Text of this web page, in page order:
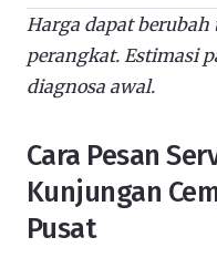
Harga dapat
perangkat. Estimasi
diagnosa awal.
Cara Pesan
Kunjungan
Pusat